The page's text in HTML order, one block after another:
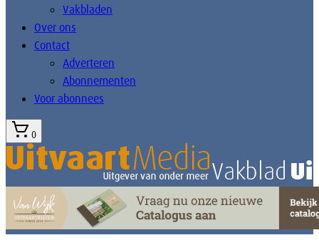
Vakbladen
Over ons
Contact
Adverteren
Abonnementen
Voor abonnees
0